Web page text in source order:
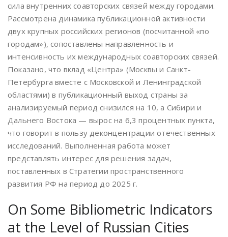
сила внутренних соавторских связей между городами.
Рассмотрена динамика публикационной активности
двух крупных российских регионов (посчитанной «по
городам»), сопоставлены направленность и
интенсивность их международных соавторских связей.
Показано, что вклад «Центра» (Москвы и Санкт-
Петербурга вместе с Московской и Ленинградской
областями) в публикационный выход страны за
анализируемый период снизился на 10, а Сибири и
Дальнего Востока — вырос на 6,3 процентных пункта,
что говорит в пользу деконцентрации отечественных
исследований. Выполненная работа может
представлять интерес для решения задач,
поставленных в Стратегии пространственного
развития РФ на период до 2025 г.
On Some Bibliometric Indicators
at the Level of Russian Cities